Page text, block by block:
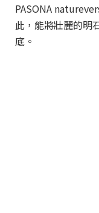
PASONA
此，能將壯麗的明
底。